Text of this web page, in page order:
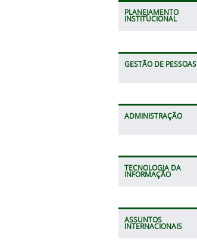
PLANEJAMENTO
INSTITUCIONAL
GESTÃO DE PESSOAS
ADMINISTRAÇÃO
TECNOLOGIA DA
INFORMAÇÃO
ASSUNTOS
INTERNACIONAIS